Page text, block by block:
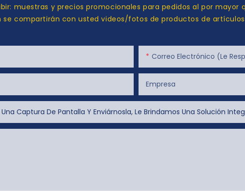
muestras y precios promocionales para pedidos al por mayor
se compartirán con usted videos/fotos de productos de
Correo Electrónico (le
Empresa
Captura De Pantalla Y Enviárnosla, Le Brindamos Una Solución